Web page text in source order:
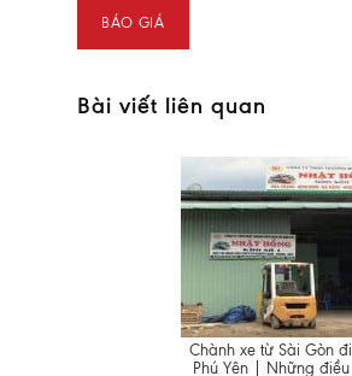
Bài viết liên quan
Chành xe từ Sài Gòn đi
Phú Yên | Những điều